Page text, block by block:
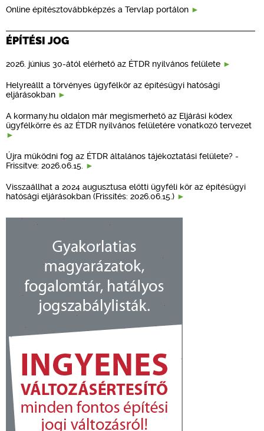
Online építésztovábbképzés a Tervlap portálon
ÉPÍTÉSI JOG
2026. június 30-ától elérhető az ÉTDR nyilvános felülete
Helyreállt a törvényes ügyfélkör az építésügyi hatósági
eljárásokban
A kormany.hu oldalon már megismerhető az Eljárási kódex
ügyfélkörre és az ÉTDR nyilvános felületére vonatkozó tervezet
Újra működni fog az ÉTDR általános tájékoztatási felülete? -
Frissítve: 2026.06.15.
Visszaállhat a 2024 augusztusa előtti ügyféli kör az építésügyi
hatósági eljárásokban (Frissítés: 2026.06.15.)